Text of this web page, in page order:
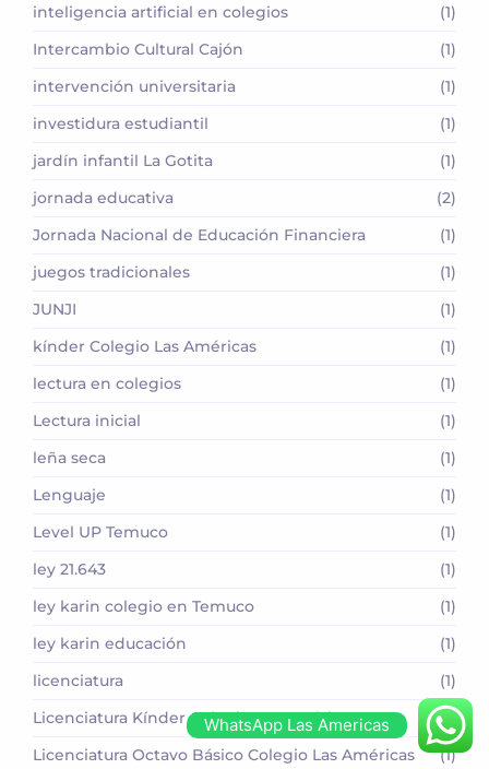
inteligencia artificial en colegios
(1)
Intercambio Cultural Cajón
(1)
intervención universitaria
(1)
investidura estudiantil
(1)
jardín infantil La Gotita
(1)
jornada educativa
(2)
Jornada Nacional de Educación Financiera
(1)
juegos tradicionales
(1)
JUNJI
(1)
kínder Colegio Las Américas
(1)
lectura en colegios
(1)
Lectura inicial
(1)
leña seca
(1)
Lenguaje
(1)
Level UP Temuco
(1)
ley 21.643
(1)
ley karin colegio en Temuco
(1)
ley karin educación
(1)
licenciatura
(1)
Licenciatura Kínder Colegio Las Américas
(1)
Licenciatura Octavo Básico Colegio Las Américas
(1)
WhatsApp Las Americas